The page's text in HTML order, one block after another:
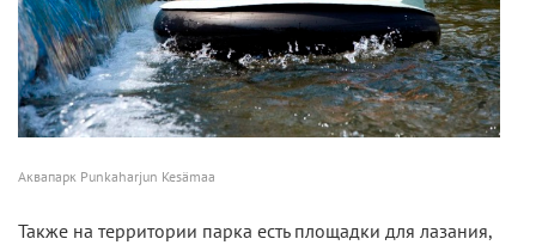
Аквапарк Punkaharjun Kesämaa
Также на территории парка есть площадки для лазания,